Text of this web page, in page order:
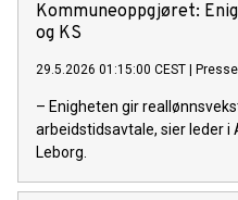
Kommuneoppgjøret:
og KS
29.5.2026 01:15:00 CEST
– Enigheten gir
arbeidstidsavtale, sier leder
Leborg.